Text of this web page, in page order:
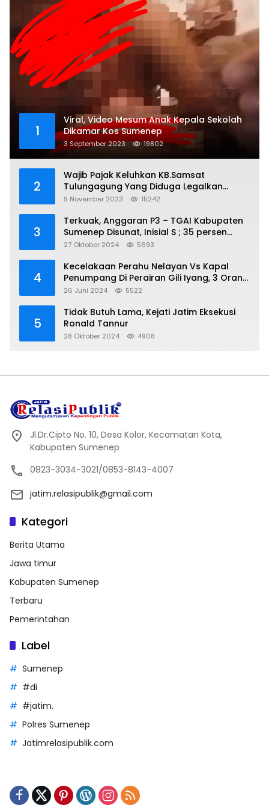
1
Viral, Video Mesum Anak Kepala Sekolah
Dikamar Kos Sumenep
3 September 2023 19802
2
Wajib Pajak Keluhkan KB.Samsat
Tulungagung Yang Diduga Legalkan
Pungli
9 November 2023 15242
3
Terkuak, Anggaran P3 – TGAI Kabupaten
Sumenep Disunat, Inisial S ; 35 persen
Bagian Oknum DPR- RI
27 Oktober 2024 5693
4
Kecelakaan Perahu Nelayan Vs Kapal
Penumpang Di Perairan Gili Iyang, 3 Orang
Hilang
26 Juni 2024 5522
5
Tidak Butuh Lama, Kejati Jatim Eksekusi
Ronald Tannur
28 Oktober 2024 4908
Jl.Dr.Cipto No. 10, Desa Kolor, Kecamatan Kota,
Kabupaten Sumenep
0823-3034-3021/0853-8143-4007
jatim.relasipublik@gmail.com
Kategori
Berita Utama
Jawa timur
Kabupaten Sumenep
Terbaru
Pemerintahan
Label
Sumenep
#di
#jatim.
Polres Sumenep
Jatimrelasipublik.com